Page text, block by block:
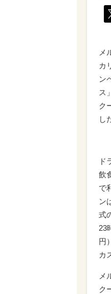
メ
カ
ン
ス
ク
し
ド
飲
で
ン
式
23
円
カ
メ
ク